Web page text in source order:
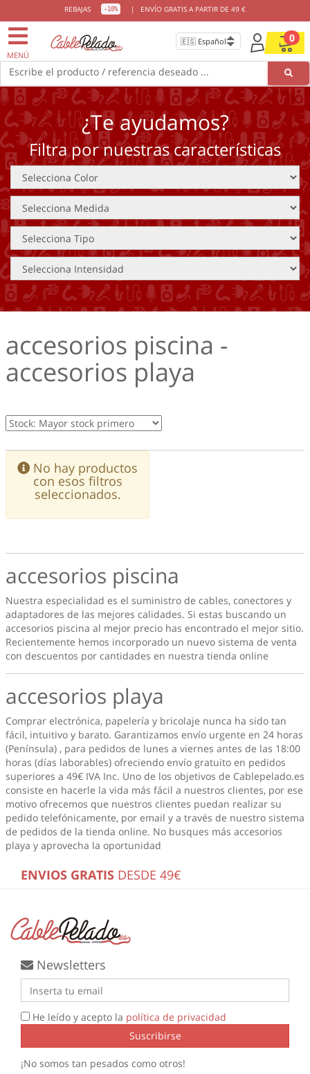
REBAJAS -10% | ENVÍO GRATIS A PARTIR DE 49 €
MENÚ
0
Escribe el producto / referencia deseado ...
¿Te ayudamos?
Filtra por nuestras características
accesorios piscina -
accesorios playa
No hay productos
con esos filtros
seleccionados.
accesorios piscina
Nuestra especialidad es el suministro de cables, conectores y
adaptadores de las mejores calidades. Si estas buscando un
accesorios piscina al mejor precio has encontrado el mejor sitio.
Recientemente hemos incorporado un nuevo sistema de venta
con descuentos por cantidades en nuestra tienda online
accesorios playa
Comprar electrónica, papelería y bricolaje nunca ha sido tan
fácil, intuitivo y barato. Garantizamos envío urgente en 24 horas
(Península) , para pedidos de lunes a viernes antes de las 18:00
horas (días laborables) ofreciendo envío gratuito en pedidos
superiores a 49€ IVA Inc. Uno de los objetivos de Cablepelado.es
consiste en hacerle la vida más fácil a nuestros clientes, por ese
motivo ofrecemos que nuestros clientes puedan realizar su
pedido telefónicamente, por email y a través de nuestro sistema
de pedidos de la tienda online. No busques más accesorios
playa y aprovecha la oportunidad
ENVIOS GRATIS DESDE 49€
Newsletters
He leído y acepto la política de privacidad
Suscribirse
¡No somos tan pesados como otros!